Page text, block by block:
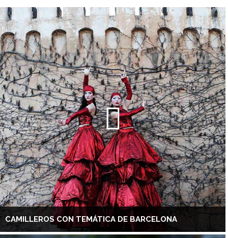
CAMILLEROS CON TEMÁTICA DE BARCELONA